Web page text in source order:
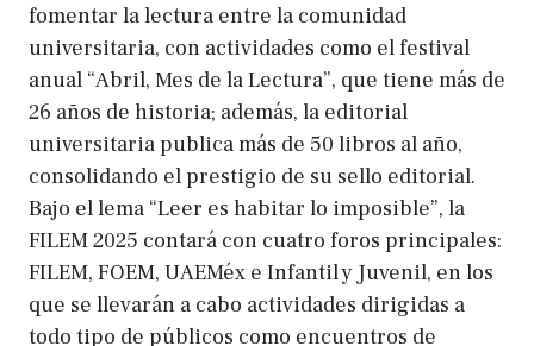
fomentar la lectura entre la comunidad
universitaria, con actividades como el festival
anual “Abril, Mes de la Lectura”, que tiene más de
26 años de historia; además, la editorial
universitaria publica más de 50 libros al año,
consolidando el prestigio de su sello editorial.
Bajo el lema “Leer es habitar lo imposible”, la
FILEM 2025 contará con cuatro foros principales:
FILEM, FOEM, UAEMéx e Infantil y Juvenil, en los
que se llevarán a cabo actividades dirigidas a
todo tipo de públicos como encuentros de